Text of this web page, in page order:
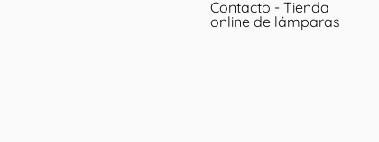
Contacto - Tienda
online de lámparas